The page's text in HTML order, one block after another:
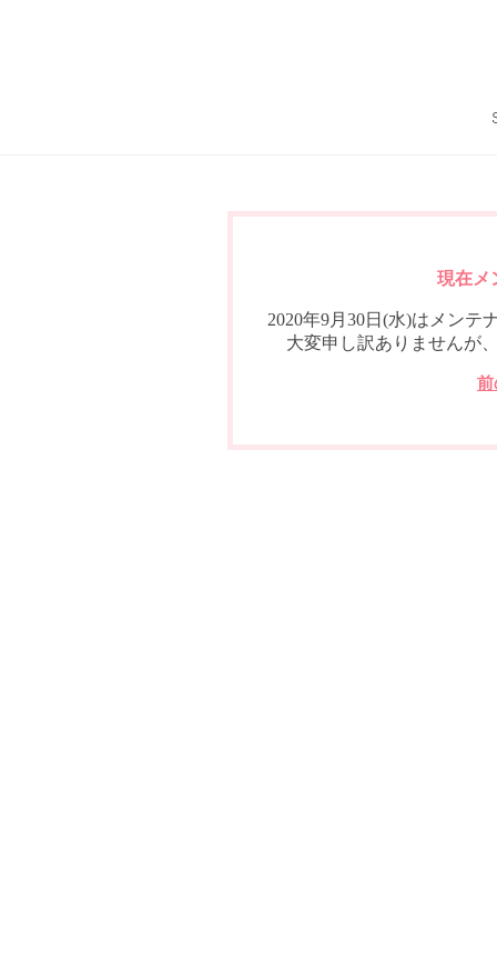
現在メ
2020年9月30日(水)はメンテ
大変申し訳ありませんが
前